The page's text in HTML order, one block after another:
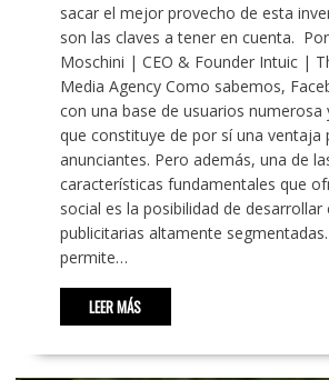
sacar el mejor provecho de esta
son las claves a tener en cuenta.
Moschini | CEO & Founder Intuic |
Media Agency Como sabemos,
con una base de usuarios numerosa
que constituye de por sí una ventaja
anunciantes. Pero además, una de
características fundamentales que
social es la posibilidad de desarrollar
publicitarias altamente
permite…
LEER MÁS